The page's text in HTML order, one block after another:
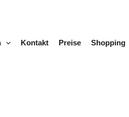
Kontakt Preise Shopping